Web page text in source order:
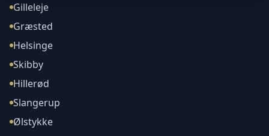
Gilleleje
Græsted
Helsinge
Skibby
Hillerød
Slangerup
Ølstykke